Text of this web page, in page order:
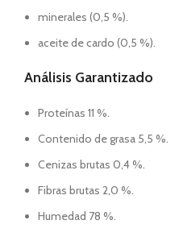
minerales (0,5 %).
aceite de cardo (0,5 %).
Análisis Garantizado
Proteínas 11 %.
Contenido de grasa 5,5 %.
Cenizas brutas 0,4 %.
Fibras brutas 2,0 %.
Humedad 78 %.